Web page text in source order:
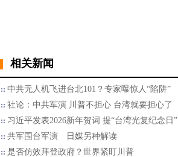
相关新闻
中共无人机飞进台北101？专家曝惊人“陷阱”
社论：中共军演 川普不担心 台湾就要担心了
习近平发表2026新年贺词 提“台湾光复纪念日”
共军围台军演 日媒另种解读
是否仿效拜登政府？世界紧盯川普